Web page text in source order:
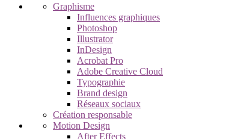
Graphisme
Influences graphiques
Photoshop
Illustrator
InDesign
Acrobat Pro
Adobe Creative Cloud
Typographie
Brand design
Réseaux sociaux
Création responsable
Motion Design
After Effects